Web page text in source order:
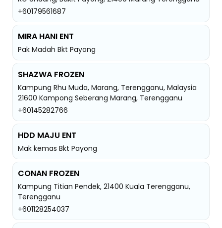
+60179561687
MIRA HANI ENT
Pak Madah Bkt Payong
SHAZWA FROZEN
Kampung Rhu Muda, Marang, Terengganu, Malaysia
21600 Kampong Seberang Marang, Terengganu
+60145282766
HDD MAJU ENT
Mak kemas Bkt Payong
CONAN FROZEN
Kampung Titian Pendek, 21400 Kuala Terengganu,
Terengganu
+601128254037